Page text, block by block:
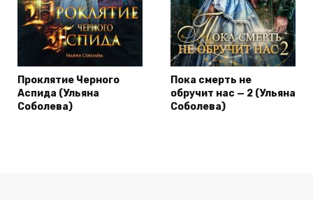
Проклятие Черного
Аспида (Ульяна
Соболева)
Пока смерть не
обручит нас — 2 (Ульяна
Соболева)